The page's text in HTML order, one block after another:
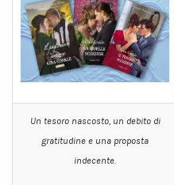
Un tesoro nascosto, un debito di
gratitudine e una proposta
indecente.